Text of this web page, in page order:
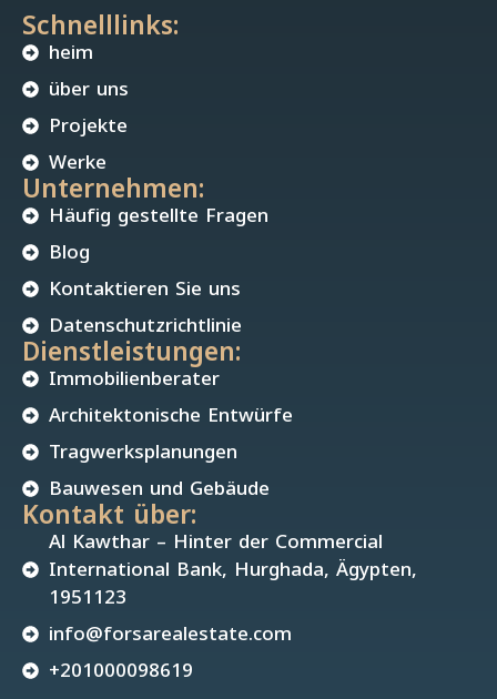
Schnelllinks:
heim
über uns
Projekte
Werke
Unternehmen:
Häufig gestellte Fragen
Blog
Kontaktieren Sie uns
Datenschutzrichtlinie
Dienstleistungen:
Immobilienberater
Architektonische Entwürfe
Tragwerksplanungen
Bauwesen und Gebäude
Kontakt über:
Al Kawthar – Hinter der Commercial
International Bank, Hurghada, Ägypten,
1951123
info@forsarealestate.com
+201000098619